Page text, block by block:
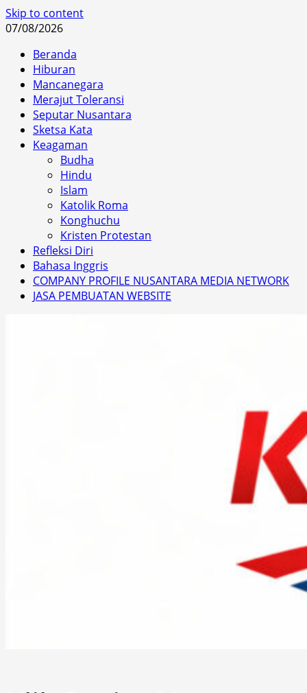
Skip to content
07/08/2026
Beranda
Hiburan
Mancanegara
Merajut Toleransi
Seputar Nusantara
Sketsa Kata
Keagaman
Budha
Hindu
Islam
Katolik Roma
Konghuchu
Kristen Protestan
Refleksi Diri
Bahasa Inggris
COMPANY PROFILE NUSANTARA MEDIA NETWORK
JASA PEMBUATAN WEBSITE